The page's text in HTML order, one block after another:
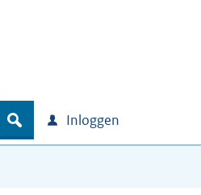
zoek Inloggen